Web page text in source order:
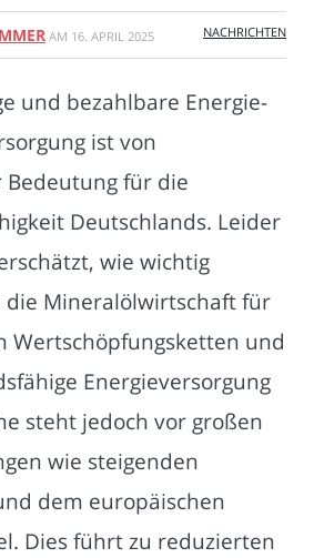
AM 16. APRIL 2025 NACHRICHTEN
und bezahlbare Energie-
ist von
für die
Deutschlands. Leider
wie wichtig
Mineralölwirtschaft für
Wertschöpfungsketten und
Energieversorgung
steht jedoch vor großen
wie steigenden
dem europäischen
Dies führt zu reduzierten